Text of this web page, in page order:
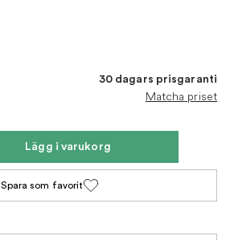
30 dagars prisgaranti
Matcha priset
Lägg i varukorg
Spara som favorit